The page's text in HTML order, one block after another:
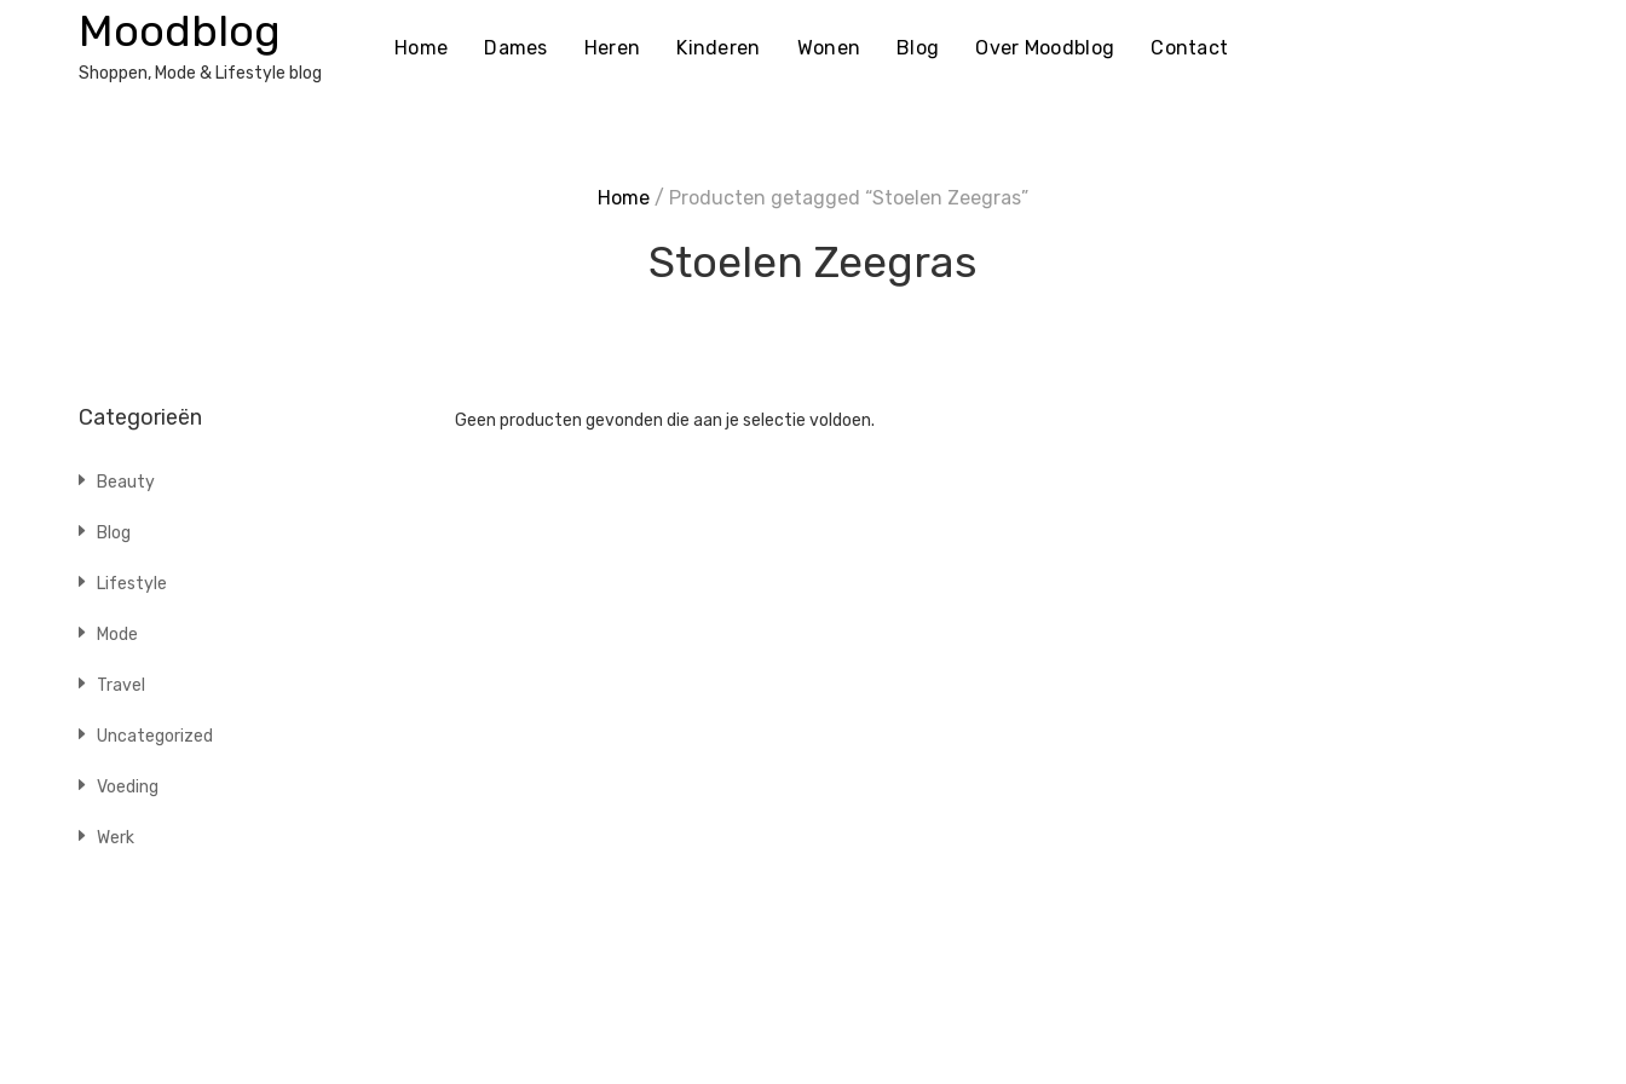
Moodblog
Shoppen, Mode & Lifestyle blog
Home Dames Heren Kinderen Wonen Blog Over Moodblog Contact
Home / Producten getagged “Stoelen Zeegras”
Stoelen Zeegras
Geen producten gevonden die aan je selectie voldoen.
Categorieën
Beauty
Blog
Lifestyle
Mode
Travel
Uncategorized
Voeding
Werk